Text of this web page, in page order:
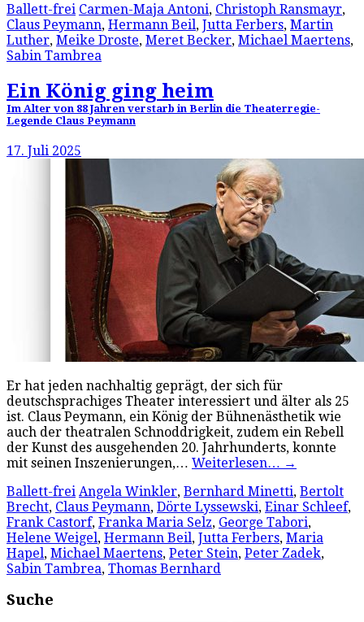
Ballett-frei Carmen-Maja Antoni, Christoph Ransmayr,
Claus Peymann, Hermann Beil, Jutta Ferbers, Martin
Luther, Meike Droste, Meret Becker, Michael Maertens,
Sabin Tambrea
Ein König ging heim
Im Alter von 88 Jahren verstarb in Berlin die Theaterregie-
Legende Claus Peymann
17. Juli 2025
Er hat jeden nachhaltig geprägt, der sich für
deutschsprachiges Theater interessiert und älter als 25
ist. Claus Peymann, ein König der Bühnenästhetik wie
auch der theatralen Schnoddrigkeit, zudem ein Rebell
der Kunst des ausgehenden 20. Jahrhunderts, konnte
mit seinen Inszenierungen,… Weiterlesen… →
Ballett-frei Angela Winkler, Bernhard Minetti, Bertolt
Brecht, Claus Peymann, Dörte Lyssewski, Einar Schleef,
Frank Castorf, Franka Maria Selz, George Tabori,
Helene Weigel, Hermann Beil, Jutta Ferbers, Maria
Hapel, Michael Maertens, Peter Stein, Peter Zadek,
Sabin Tambrea, Thomas Bernhard
Suche